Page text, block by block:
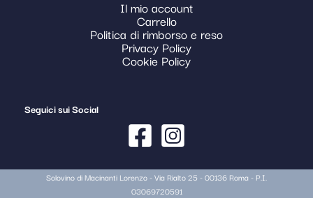
Il mio account
Carrello
Politica di rimborso e reso
Privacy Policy
Cookie Policy
Seguici sui Social
Solovino di Macinanti Lorenzo - Via Rialto 25 - 00136 Roma - P.I.
03069720591